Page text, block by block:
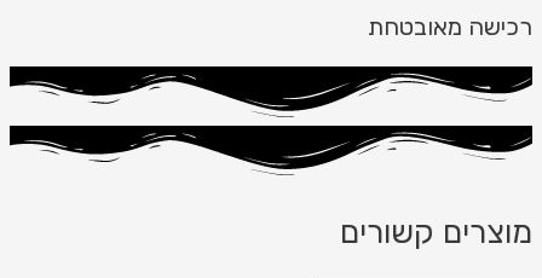
רכישה מאובטחת
מוצרים קשורים